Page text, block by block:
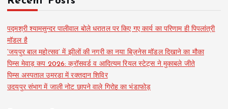
पद्मश्री श्यामसुन्दर पालीवाल बोले धरातल पर किए गए कार्य का परिणाम ही पिपलांत्री
मॉडल है
‘जयपुर बाल महोत्सव’ में झीलों की नगरी का नया बिज़नेस मॉडल दिखाने का मौका
पिम्स मेवाड़ कप 2026: क्रॉसवर्ड व आदित्यम रियल स्टेट्स ने मुकाबले जीते
पिम्स अस्पताल उमरडा में रक्तदान शिविर
उदयपुर संभाग में जाली नोट छापने वाले गिरोह का भंडाफोड़